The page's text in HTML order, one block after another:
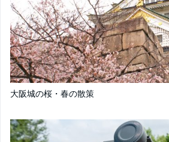
大阪城の桜・春の散策